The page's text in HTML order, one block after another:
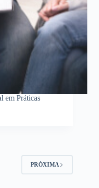
em Práticas
PRÓXIMA